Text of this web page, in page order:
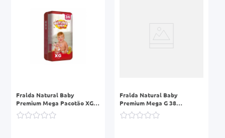
Fralda Natural Baby
Premium Mega Pacotão XG
34 Unidades
Fralda Natural Baby
Premium Mega G 38
Unidades